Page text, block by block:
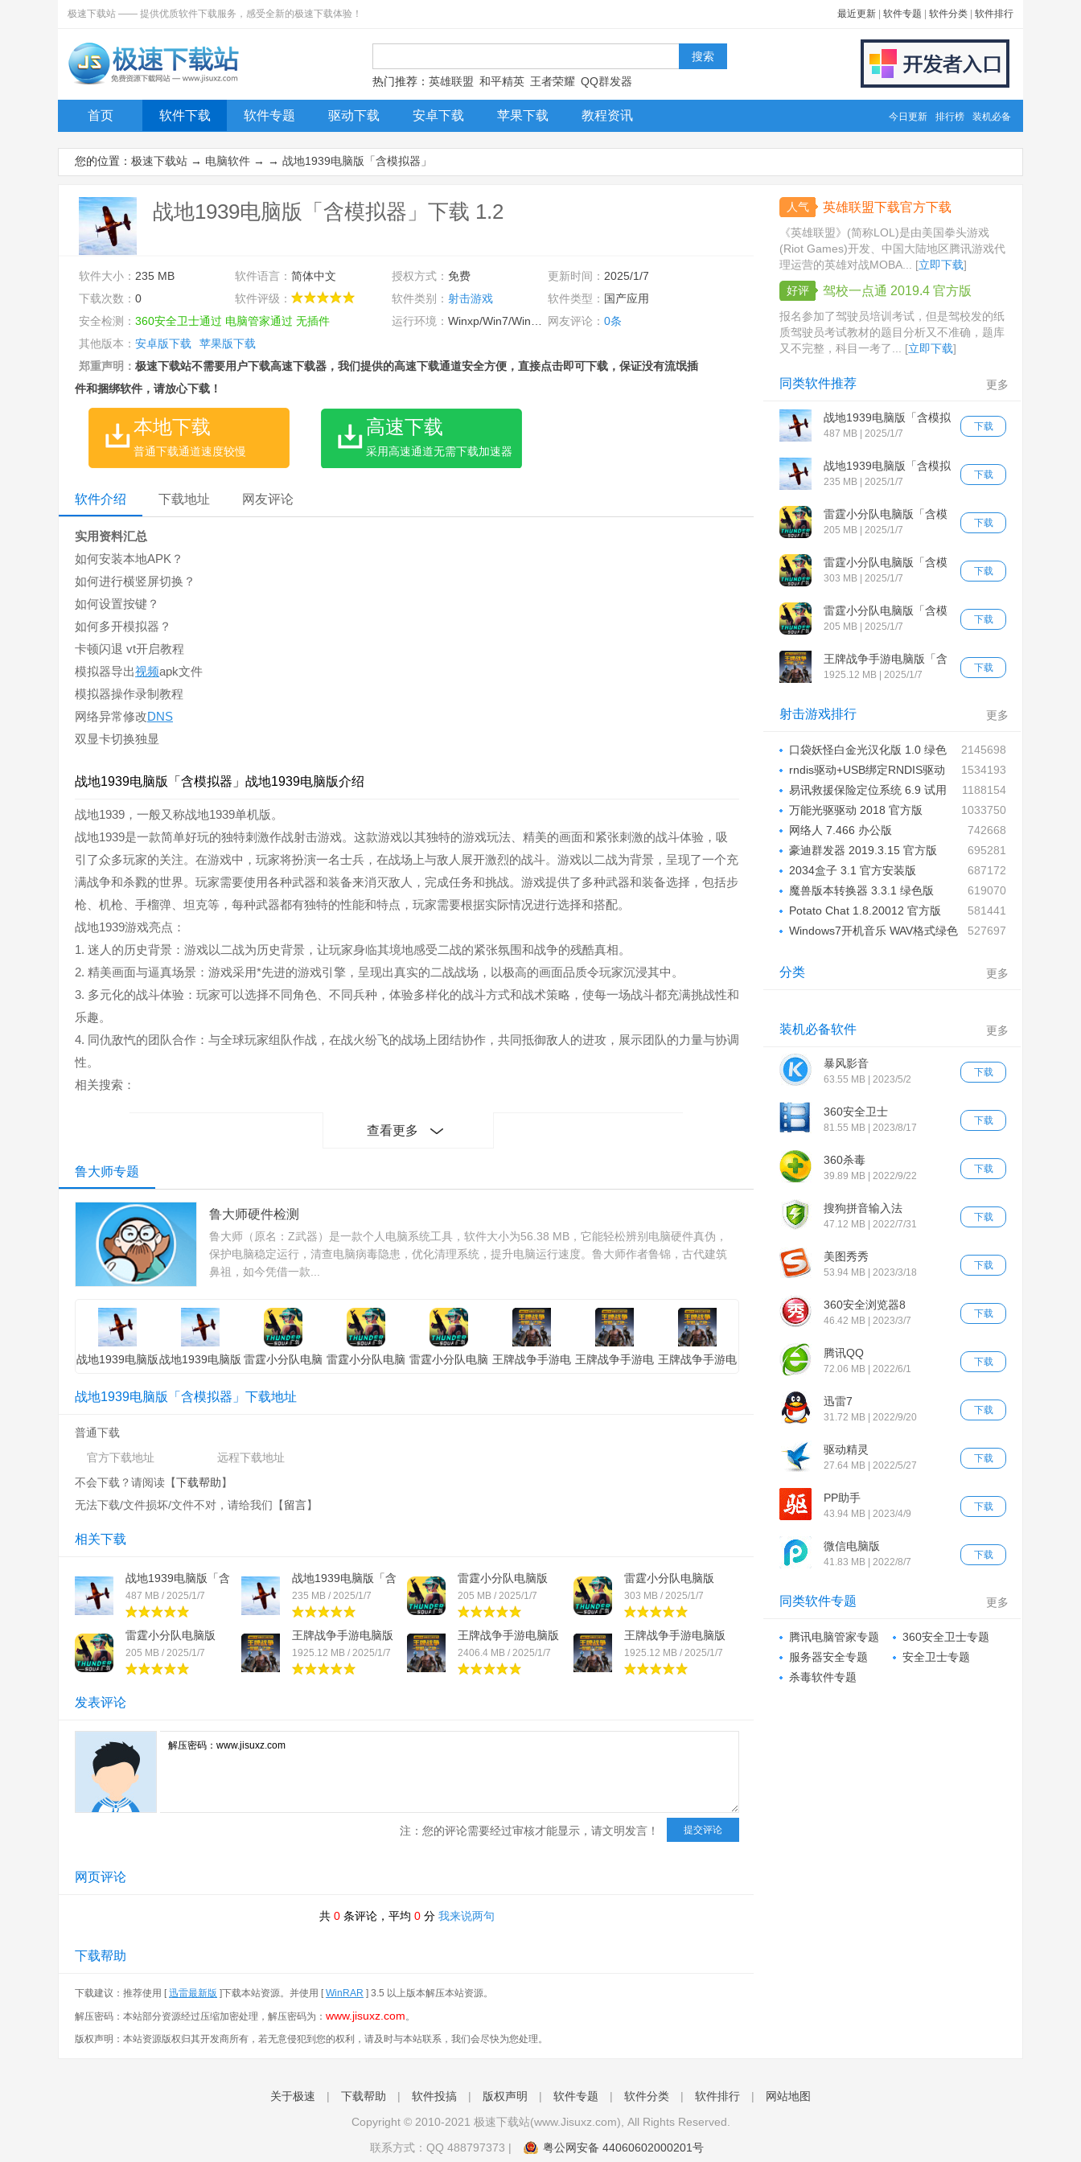
极速下载站 —— 提供优质软件下载服务，感受全新的极速下载体验！ 最近更新 软件专题 软件分类 软件排行
热门推荐： 英雄联盟 和平精英 王者荣耀 QQ群发器
首页 软件下载 软件专题 驱动下载 安卓下载 苹果下载 教程资讯 今日更新 排行榜 装机必备
您的位置： 极速下载站 → 电脑软件 → → 战地1939电脑版「含模拟器」
战地1939电脑版「含模拟器」下载 1.2
软件大小： 235 MB 软件语言：简体中文 授权方式： 免费 更新时间： 2025/1/7
下载次数： 0 软件评级： 软件类别： 射击游戏 软件类型： 国产应用
安全检测： 360安全卫士通过 电脑管家通过 无插件 运行环境： Winxp/Win7/Win10/Win11 网友评论：0条
其他版本： 安卓版下载
苹果版下载
郑重声明： 极速下载站不需要用户下载高速下载器，我们提供的高速下载通道安全方便，直接点击即可下载，保证没有流氓插
件和捆绑软件，请放心下载！
本地下载
普通下载通道速度较慢
高速下载
采用高速通道无需下载加速器
软件介绍 下载地址 网友评论
实用资料汇总
如何安装本地APK？
如何进行横竖屏切换？
如何设置按键？
如何多开模拟器？
卡顿闪退 vt开启教程
模拟器导出视频apk文件
模拟器操作录制教程
网络异常修改DNS
双显卡切换独显
战地1939电脑版「含模拟器」战地1939电脑版介绍
战地1939，一般又称战地1939单机版。
战地1939是一款简单好玩的独特刺激作战射击游戏。这款游戏以其独特的游戏玩法、精美的画面和紧张刺激的战斗体验，吸
引了众多玩家的关注。在游戏中，玩家将扮演一名士兵，在战场上与敌人展开激烈的战斗。游戏以二战为背景，呈现了一个充
满战争和杀戮的世界。玩家需要使用各种武器和装备来消灭敌人，完成任务和挑战。游戏提供了多种武器和装备选择，包括步
枪、机枪、手榴弹、坦克等，每种武器都有独特的性能和特点，玩家需要根据实际情况进行选择和搭配。
战地1939游戏亮点：
1. 迷人的历史背景：游戏以二战为历史背景，让玩家身临其境地感受二战的紧张氛围和战争的残酷真相。
2. 精美画面与逼真场景：游戏采用*先进的游戏引擎，呈现出真实的二战战场，以极高的画面品质令玩家沉浸其中。
3. 多元化的战斗体验：玩家可以选择不同角色、不同兵种，体验多样化的战斗方式和战术策略，使每一场战斗都充满挑战性和
乐趣。
4. 同仇敌忾的团队合作：与全球玩家组队作战，在战火纷飞的战场上团结协作，共同抵御敌人的进攻，展示团队的力量与协调
性。
相关搜索：
查看更多
鲁大师专题
鲁大师硬件检测
鲁大师（原名：Z武器）是一款个人电脑系统工具，软件大小为56.38 MB，它能轻松辨别电脑硬件真伪，
保护电脑稳定运行，清查电脑病毒隐患，优化清理系统，提升电脑运行速度。鲁大师作者鲁锦，古代建筑
鼻祖，如今凭借一款...
战地1939电脑版
果版
战地1939电脑版
卓版
雷霆小分队电脑
电脑版
雷霆小分队电脑 雷霆小分队电脑 王牌战争手游电 王牌战争手游电 王牌战争手游电
战地1939电脑版「含模拟器」下载地址
普通下载
官方下载地址
远程下载地址
不会下载？请阅读【下载帮助】
无法下载/文件损坏/文件不对，请给我们【留言】
相关下载
战地1939电脑版「含
模...
487 MB / 2025/1/7
战地1939电脑版「含
模...
235 MB / 2025/1/7
雷霆小分队电脑版
「含...
205 MB / 2025/1/7
雷霆小分队电脑版
「含...
303 MB / 2025/1/7
雷霆小分队电脑版
「含...
205 MB / 2025/1/7
王牌战争手游电脑版
「...
1925.12 MB / 2025/1/7
王牌战争手游电脑版
「...
2406.4 MB / 2025/1/7
王牌战争手游电脑版
「...
1925.12 MB / 2025/1/7
发表评论
注：您的评论需要经过审核才能显示，请文明发言！
网页评论
共 0 条评论，平均 0 分 我来说两句
下载帮助
下载建议：推荐使用 [ 迅雷最新版 ]下载本站资源。并使用 [ WinRAR ] 3.5 以上版本解压本站资源。
解压密码：本站部分资源经过压缩加密处理，解压密码为： www.jisuxz.com。
版权声明：本站资源版权归其开发商所有，若无意侵犯到您的权利，请及时与本站联系，我们会尽快为您处理。
人气 英雄联盟下载官方下载
《英雄联盟》(简称LOL)是由美国拳头游戏
(Riot Games)开发、中国大陆地区腾讯游戏代
理运营的英雄对战MOBA... [立即下载]
好评
驾校一点通 2019.4 官方版
报名参加了驾驶员培训考试，但是驾校发的纸
质驾驶员考试教材的题目分析又不准确，题库
又不完整，科目一考了... [立即下载]
更多
同类软件推荐
下载
战地1939电脑版「含模拟
器」
487 MB | 2025/1/7
下载
战地1939电脑版「含模拟
器」
235 MB | 2025/1/7
下载
雷霆小分队电脑版「含模
拟器」
205 MB | 2025/1/7
下载
雷霆小分队电脑版「含模
拟器」
303 MB | 2025/1/7
下载
雷霆小分队电脑版「含模
拟器」
205 MB | 2025/1/7
下载
王牌战争手游电脑版「含
模拟器」
1925.12 MB | 2025/1/7
更多
射击游戏排行
2145698
口袋妖怪白金光汉化版 1.0 绿色
版...
1534193
rndis驱动+USB绑定RNDIS驱动
绿色...
1188154
易讯救援保险定位系统 6.9 试用
版...
1033750
万能光驱驱动 2018 官方版
742668
网络人 7.466 办公版
695281
豪迪群发器 2019.3.15 官方版
687172
2034盒子 3.1 官方安装版
619070
魔兽版本转换器 3.3.1 绿色版
581441
Potato Chat 1.8.20012 官方版
64...
527697
Windows7开机音乐 WAV格式绿色
更多
分类
更多
装机必备软件
下载
暴风影音
63.55 MB | 2023/5/2
下载
360安全卫士
81.55 MB | 2023/8/17
下载
360杀毒
39.89 MB | 2022/9/22
下载
搜狗拼音输入法
47.12 MB | 2022/7/31
下载
美图秀秀
53.94 MB | 2023/3/18
下载
360安全浏览器8
46.42 MB | 2023/3/7
下载
腾讯QQ
72.06 MB | 2022/6/1
下载
迅雷7
31.72 MB | 2022/9/20
下载
驱动精灵
27.64 MB | 2022/5/27
下载
PP助手
43.94 MB | 2023/4/9
下载
微信电脑版
41.83 MB | 2022/8/7
更多
同类软件专题
腾讯电脑管家专题
360安全卫士专题
服务器安全专题
安全卫士专题
杀毒软件专题
关于极速 | 下载帮助 | 软件投搞 | 版权声明 | 软件专题 | 软件分类 | 软件排行 |
网站地图
Copyright © 2010-2021 极速下载站(www.Jisuxz.com), All Rights Reserved.
联系方式：QQ 488797373 | 粤公网安备 44060602000201号